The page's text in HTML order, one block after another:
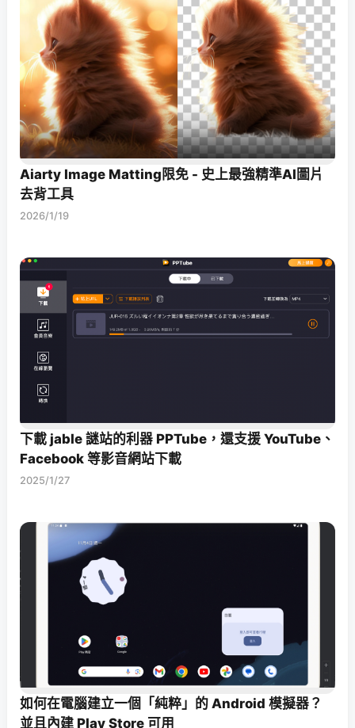
Aiarty Image Matting限免 - 史上最強精準AI圖片
去背工具
2026/1/19
下載 jable 謎站的利器 PPTube，還支援 YouTube、
Facebook 等影音網站下載
2025/1/27
如何在電腦建立一個「純粹」的 Android 模擬器？
並且內建 Play Store 可用